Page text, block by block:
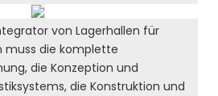
von Lagerhallen für
muss die komplette
die Konzeption und
die Konstruktion und